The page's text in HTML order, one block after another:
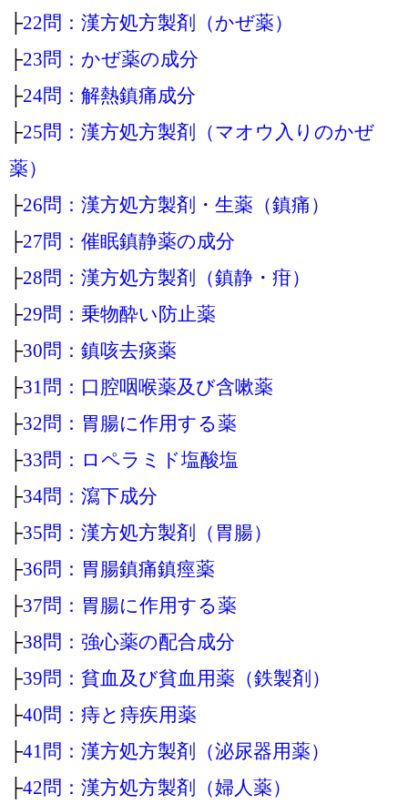
├22問：漢方処方製剤（かぜ薬）
├23問：かぜ薬の成分
├24問：解熱鎮痛成分
├25問：漢方処方製剤（マオウ入りのかぜ
薬）
├26問：漢方処方製剤・生薬（鎮痛）
├27問：催眠鎮静薬の成分
├28問：漢方処方製剤（鎮静・疳）
├29問：乗物酔い防止薬
├30問：鎮咳去痰薬
├31問：口腔咽喉薬及び含嗽薬
├32問：胃腸に作用する薬
├33問：ロペラミド塩酸塩
├34問：瀉下成分
├35問：漢方処方製剤（胃腸）
├36問：胃腸鎮痛鎮痙薬
├37問：胃腸に作用する薬
├38問：強心薬の配合成分
├39問：貧血及び貧血用薬（鉄製剤）
├40問：痔と痔疾用薬
├41問：漢方処方製剤（泌尿器用薬）
├42問：漢方処方製剤（婦人薬）